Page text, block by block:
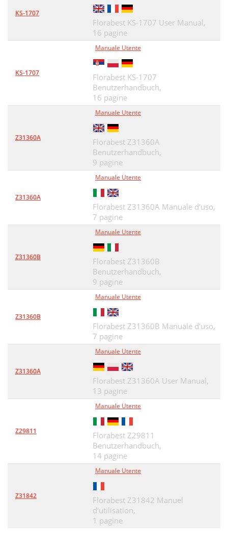
KS-1707
Florabest KS-1707 User Manual,
16 pagine
KS-1707
Manuale Utente
Florabest KS-1707
Benutzerhandbuch,
16 pagine
Z31360A
Manuale Utente
Florabest Z31360A
Benutzerhandbuch,
9 pagine
Z31360A
Manuale Utente
Florabest Z31360A Manuale d'uso,
7 pagine
Z31360B
Manuale Utente
Florabest Z31360B
Benutzerhandbuch,
9 pagine
Z31360B
Manuale Utente
Florabest Z31360B Manuale d'uso,
7 pagine
Z31360A
Manuale Utente
Florabest Z31360A User Manual,
13 pagine
Z29811
Manuale Utente
Florabest Z29811
Benutzerhandbuch,
14 pagine
Z31842
Manuale Utente
Florabest Z31842 Manuel
d'utilisation,
1 pagine